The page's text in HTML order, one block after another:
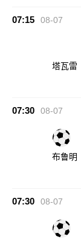
07:15 08-07
塔瓦雷
07:30 08-07
布鲁明
07:30 08-07